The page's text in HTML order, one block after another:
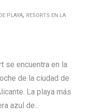
PLAYA, RESORTS EN LA
se encuentra en la
de la ciudad de
La playa más
azul de...